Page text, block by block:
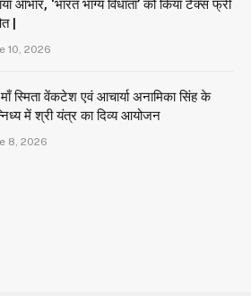
आभार, ‘भारत भाग्य विधाता’ को किया टैक्स फ्री
|
10, 2026
स्मिता वेंकटेश एवं आचार्या अनामिका सिंह के
में श्री यंत्र का दिव्य आयोजन
8, 2026